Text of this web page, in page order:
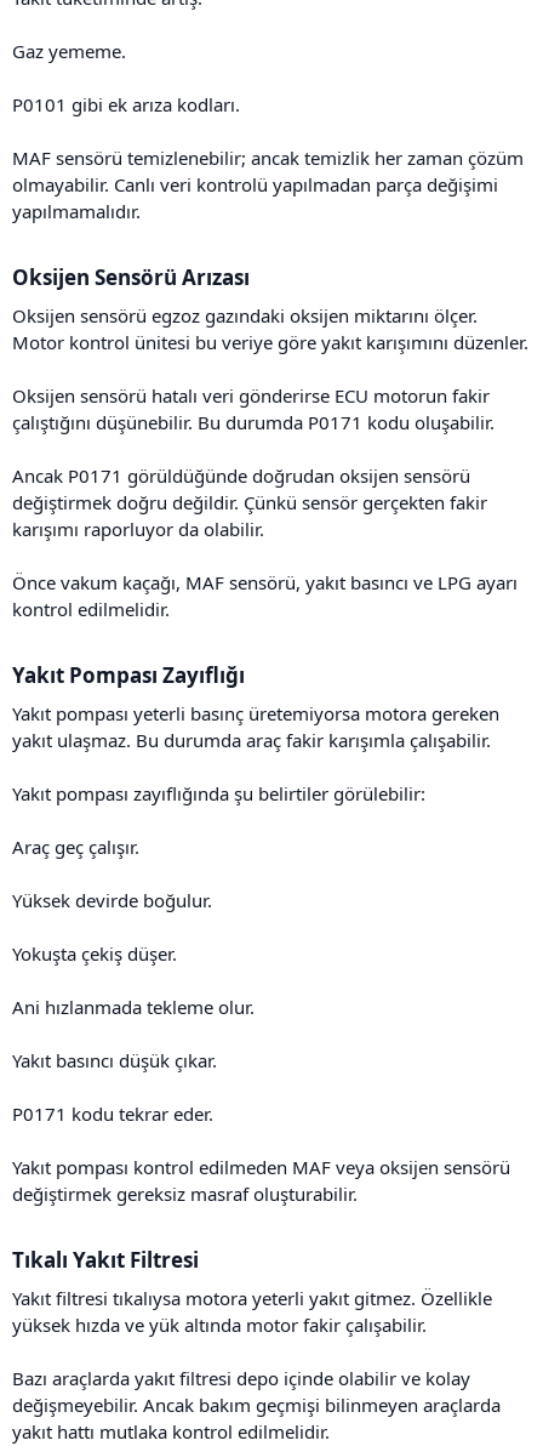
Gaz yememe.
P0101 gibi ek arıza kodları.
MAF sensörü temizlenebilir; ancak temizlik her zaman çözüm
olmayabilir. Canlı veri kontrolü yapılmadan parça değişimi
yapılmamalıdır.
Oksijen Sensörü Arızası​
Oksijen sensörü egzoz gazındaki oksijen miktarını ölçer.
Motor kontrol ünitesi bu veriye göre yakıt karışımını düzenler.
Oksijen sensörü hatalı veri gönderirse ECU motorun fakir
çalıştığını düşünebilir. Bu durumda P0171 kodu oluşabilir.
Ancak P0171 görüldüğünde doğrudan oksijen sensörü
değiştirmek doğru değildir. Çünkü sensör gerçekten fakir
karışımı raporluyor da olabilir.
Önce vakum kaçağı, MAF sensörü, yakıt basıncı ve LPG ayarı
kontrol edilmelidir.
Yakıt Pompası Zayıflığı​
Yakıt pompası yeterli basınç üretemiyorsa motora gereken
yakıt ulaşmaz. Bu durumda araç fakir karışımla çalışabilir.
Yakıt pompası zayıflığında şu belirtiler görülebilir:
Araç geç çalışır.
Yüksek devirde boğulur.
Yokuşta çekiş düşer.
Ani hızlanmada tekleme olur.
Yakıt basıncı düşük çıkar.
P0171 kodu tekrar eder.
Yakıt pompası kontrol edilmeden MAF veya oksijen sensörü
değiştirmek gereksiz masraf oluşturabilir.
Tıkalı Yakıt Filtresi​
Yakıt filtresi tıkalıysa motora yeterli yakıt gitmez. Özellikle
yüksek hızda ve yük altında motor fakir çalışabilir.
Bazı araçlarda yakıt filtresi depo içinde olabilir ve kolay
değişmeyebilir. Ancak bakım geçmişi bilinmeyen araçlarda
yakıt hattı mutlaka kontrol edilmelidir.